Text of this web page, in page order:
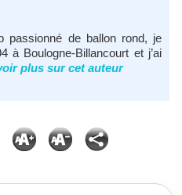
passionné de ballon rond, je
à Boulogne-Billancourt et j’ai
plus sur cet auteur